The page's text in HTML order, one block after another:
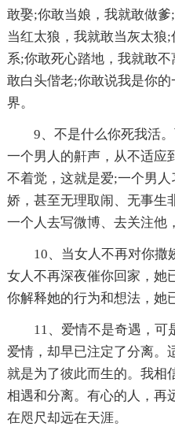
敢娶;你敢当娘，我就敢做
当红太狼，我就敢当灰太狼
系;你敢死心踏地，我就敢
敢白头偕老;你敢说我是你
界。
9、不是什么你死我活
一个男人的鼾声，从不适应
不着觉，这就是爱;一个男
娇，甚至无理取闹、无事生
一个人去写微博、去关注他
10、当女人不再对你撒
女人不再深夜催你回家，她
你解释她的行为和想法，她
11、爱情不是奇遇，可
爱情，却早已注定了分离。
就是为了彼此而生的。我相
相遇和分离。有心的人，再
在咫尺却远在天涯。